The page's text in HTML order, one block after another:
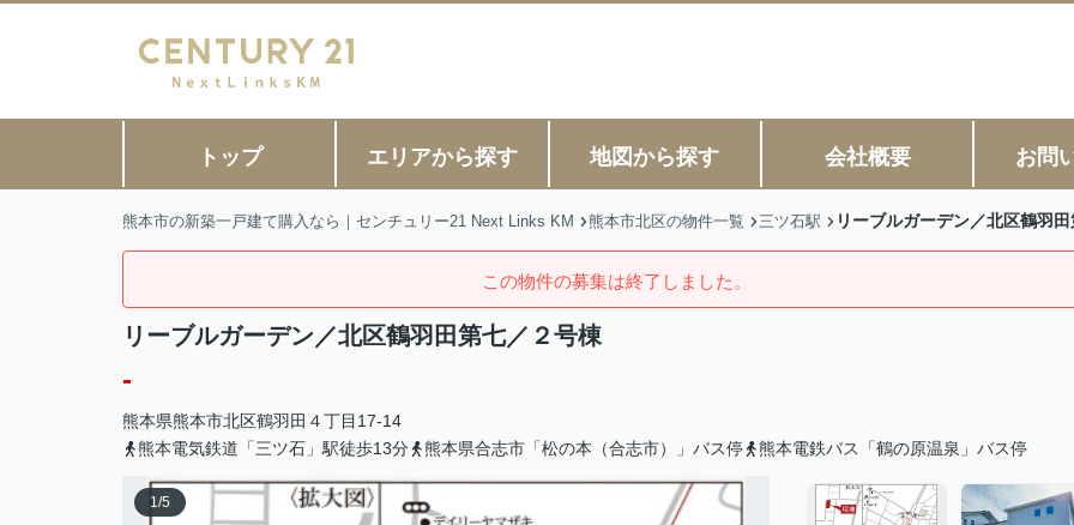
トップ エリアから探す 地図から探す 会社概要 お問
熊本市の新築一戸建て購入なら｜センチュリー21 Next Links KM 熊本市北区の物件一覧 三ツ石駅 リーブルガーデン／北区鶴羽
この物件の募集は終了しました。
リーブルガーデン／北区鶴羽田第七／２号棟
-
熊本県熊本市北区鶴羽田 ４丁目17-14
熊本電気鉄道「三ツ石」駅徒歩13分
熊本県合志市「松の本（合志市）」バス停 熊本電鉄バス「鶴の原温泉」バス停
1/5